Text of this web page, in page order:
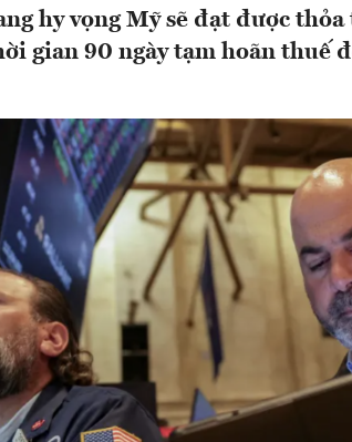
hy vọng Mỹ sẽ đạt được
gian 90 ngày tạm hoãn thuế